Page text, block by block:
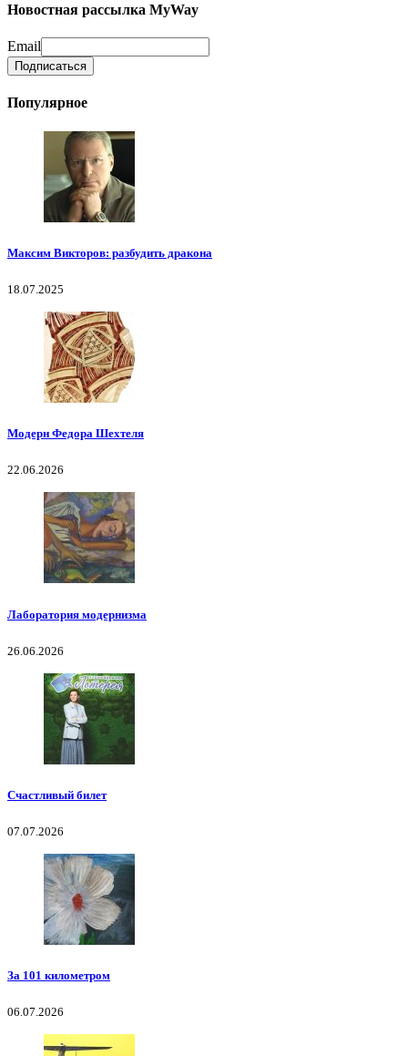
Новостная рассылка MyWay
Email
Популярное
Максим Викторов: разбудить дракона
18.07.2025
Модерн Федора Шехтеля
22.06.2026
Лаборатория модернизма
26.06.2026
Счастливый билет
07.07.2026
За 101 километром
06.07.2026